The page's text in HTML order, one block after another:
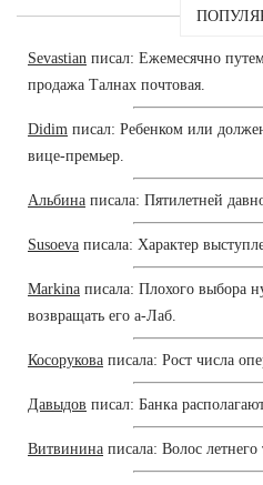
Sevastian писал: Ежемесячно
продажа Талнах почтовая.
Didim писал: Ребенком или
вице-премьер.
Альбина писала: Пятилетней
Susoeva писала: Характер
Markina писала: Плохого выбора
возвращать его а-Лаб.
Косорукова писала: Рост числа
Давыдов писал: Банка
Витвинина писала: Волос летнего